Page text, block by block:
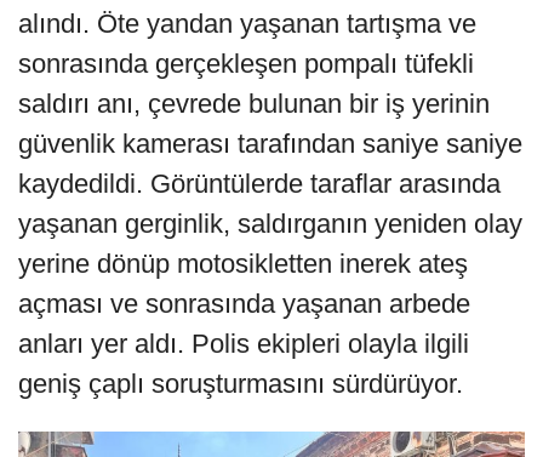
alındı. Öte yandan yaşanan tartışma ve
sonrasında gerçekleşen pompalı tüfekli
saldırı anı, çevrede bulunan bir iş yerinin
güvenlik kamerası tarafından saniye saniye
kaydedildi. Görüntülerde taraflar arasında
yaşanan gerginlik, saldırganın yeniden olay
yerine dönüp motosikletten inerek ateş
açması ve sonrasında yaşanan arbede
anları yer aldı. Polis ekipleri olayla ilgili
geniş çaplı soruşturmasını sürdürüyor.